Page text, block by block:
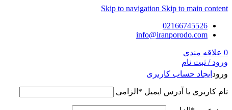
Skip to navigation Skip to main content
02166745526
info@iranporodo.com
0 علاقه مندی
ورود / ثبت نام
ورود ایجاد حساب کاربری
نام کاربری یا آدرس ایمیل * الزامی